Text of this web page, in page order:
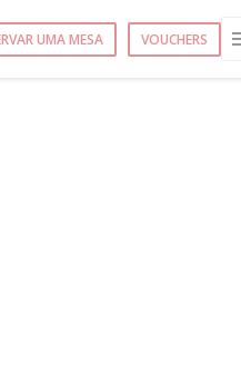
UMA MESA VOUCHERS